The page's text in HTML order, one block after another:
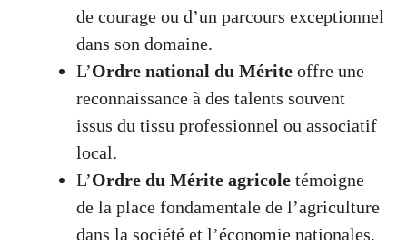
de courage ou d’un parcours exceptionnel
dans son domaine.
L’Ordre national du Mérite offre une
reconnaissance à des talents souvent
issus du tissu professionnel ou associatif
local.
L’Ordre du Mérite agricole témoigne
de la place fondamentale de l’agriculture
dans la société et l’économie nationales.